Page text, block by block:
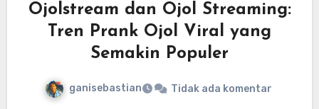
Ojolstream dan Ojol Streaming:
Tren Prank Ojol Viral yang
Semakin Populer
ganisebastian Tidak ada komentar